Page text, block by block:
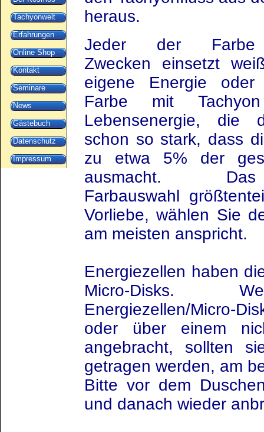
Tachyonwelt
Erfahrungen
Online Shop
Kontakt
Seminare
News
Gästebuch
Datenschutz
Impressum
heraus.
Jeder der Farbe
Zwecken einsetzt
eigene Energie
Farbe mit
Lebensenergie, die
schon so stark, dass
zu etwa 5% der
ausmacht.
Farbauswahl
Vorliebe, wählen Sie
am meisten anspricht.
Energiezellen haben
Micro-Disks.
Energiezellen/Micro-
oder über einem
angebracht, sollten
getragen werden, am
Bitte vor dem
und danach wieder